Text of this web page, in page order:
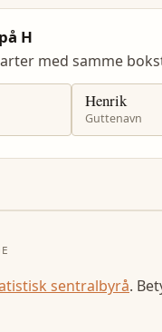
H
med samme
Henrik
Guttenavn
sentralbyrå.